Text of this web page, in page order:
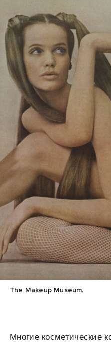
The Makeup Museum.
Многие косметические